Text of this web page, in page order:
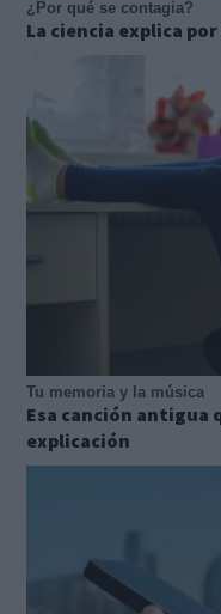
¿Por qué se contagia?
La ciencia explica
Tu memoria y la música
Esa canción antigua
explicación